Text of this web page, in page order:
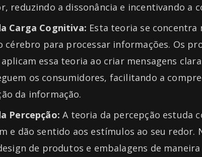
reduzindo a dissonância e incentivando a
Carga Cognitiva: Esta teoria se concentra
cérebro para processar informações. Os
essa teoria ao criar mensagens
os consumidores, facilitando a
da informação.
Percepção:A teoria da percepção estuda
e dão sentido aos estímulos ao seu redor.
de produtos e embalagens de